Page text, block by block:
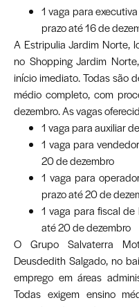
1 vaga para
prazo até 16 de
A Estripulia Jardim Norte,
no Shopping Jardim
início imediato. Todas são
médio completo, com
dezembro. As vagas
1 vaga para auxiliar
1 vaga para
20 de dezembro
1 vaga para
prazo até 20 de
1 vaga para fiscal
até 20 de dezembro
O Grupo Salvaterra
Deusdedith Salgado, no
emprego em áreas
Todas exigem ensino